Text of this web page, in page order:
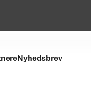
Nyhedsbrev